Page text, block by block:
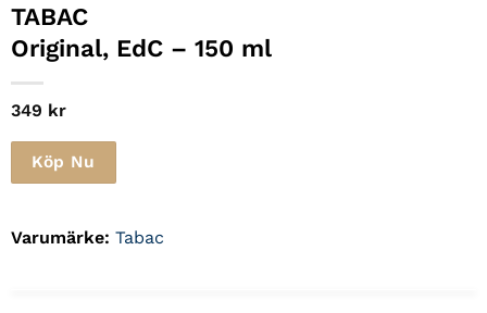
TABAC
Original, EdC – 150 ml
349 kr
Köp Nu
Varumärke: Tabac